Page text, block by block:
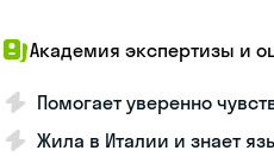
Академия экспертизы и
Помогает уверенно
Жила в Италии и знает